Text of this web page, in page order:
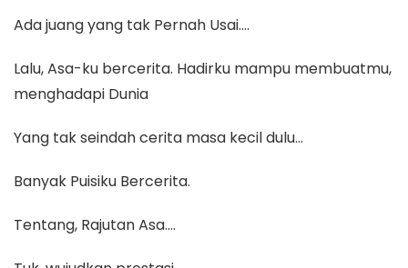
Ada juang yang tak Pernah Usai….
Lalu, Asa-ku bercerita. Hadirku mampu membuatmu,
menghadapi Dunia
Yang tak seindah cerita masa kecil dulu…
Banyak Puisiku Bercerita.
Tentang, Rajutan Asa….